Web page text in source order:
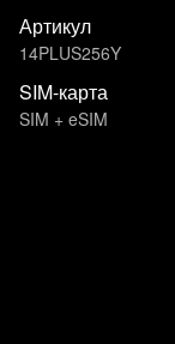
Артикул
14PLUS256Y
SIM-карта
SIM + eSIM